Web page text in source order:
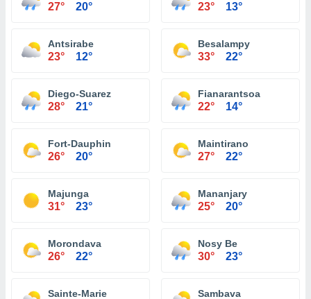
27° 20° 23° 13°
Antsirabe
23° 12°
Besalampy
33° 22°
Diego-Suarez
28° 21°
Fianarantsoa
22° 14°
Fort-Dauphin
26° 20°
Maintirano
27° 22°
Majunga
31° 23°
Mananjary
25° 20°
Morondava
26° 22°
Nosy Be
30° 23°
Sainte-Marie Sambava